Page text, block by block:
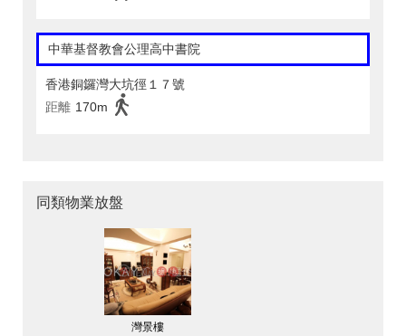
中華基督教會公理高中書院
香港銅鑼灣大坑徑１７號
距離 170m
同類物業放盤
灣景樓